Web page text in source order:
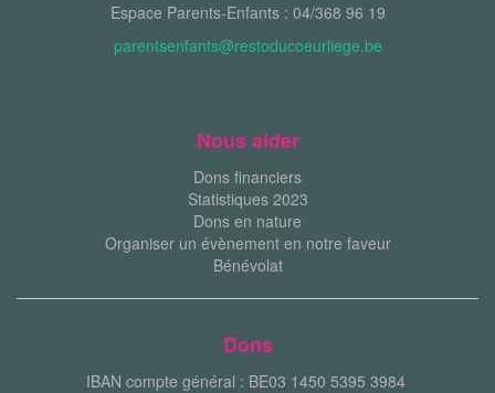
Espace Parents-Enfants : 04/368 96 19
parentsenfants@restoducoeurliege.be
Nous aider
Dons financiers
Statistiques 2023
Dons en nature
Organiser un évènement en notre faveur
Bénévolat
Dons
IBAN compte général : BE03 1450 5395 3984